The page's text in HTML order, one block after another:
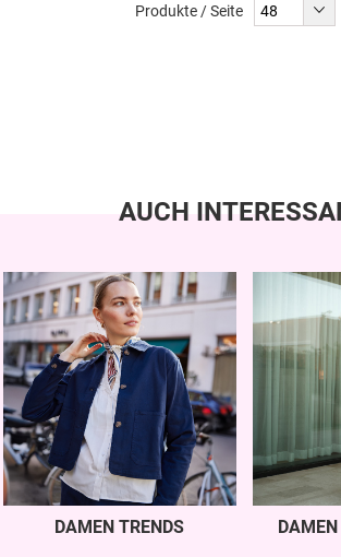
Produkte / Seite
AUCH
DAMEN TRENDS DAMEN